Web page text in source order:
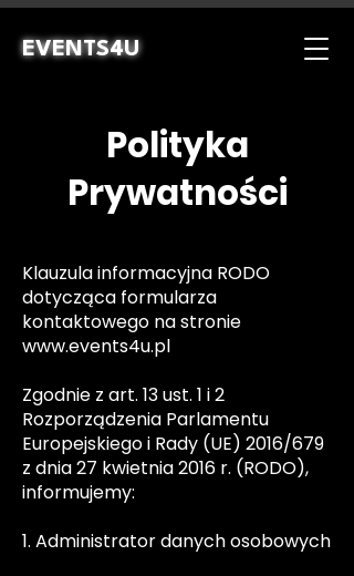
EVENTS4U
Polityka
Prywatności
Klauzula informacyjna RODO
dotycząca formularza
kontaktowego na stronie
www.events4u.pl
Zgodnie z art. 13 ust. 1 i 2
Rozporządzenia Parlamentu
Europejskiego i Rady (UE) 2016/679
z dnia 27 kwietnia 2016 r. (RODO),
informujemy:
1. Administrator danych osobowych